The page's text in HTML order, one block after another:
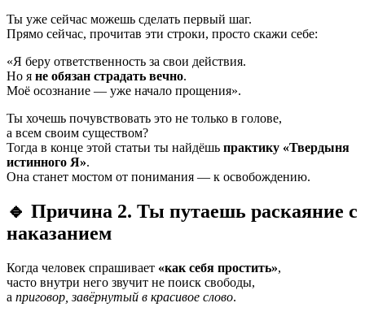
Ты уже сейчас можешь сделать первый шаг.
Прямо сейчас, прочитав эти строки, просто скажи себе:
«Я беру ответственность за свои действия.
Но я не обязан страдать вечно.
Моё осознание — уже начало прощения».
Ты хочешь почувствовать это не только в голове,
а всем своим существом?
Тогда в конце этой статьи ты найдёшь практику «Твердыня
истинного Я».
Она станет мостом от понимания — к освобождению.
🔹 Причина 2. Ты путаешь раскаяние с
наказанием
Когда человек спрашивает «как себя простить»,
часто внутри него звучит не поиск свободы,
а приговор, завёрнутый в красивое слово.